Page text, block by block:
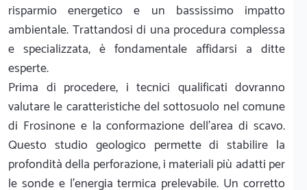
risparmio energetico e un bassissimo impatto
ambientale. Trattandosi di una procedura complessa
e specializzata, è fondamentale affidarsi a ditte
esperte.
Prima di procedere, i tecnici qualificati dovranno
valutare le caratteristiche del sottosuolo nel comune
di Frosinone e la conformazione dell'area di scavo.
Questo studio geologico permette di stabilire la
profondità della perforazione, i materiali più adatti per
le sonde e l'energia termica prelevabile. Un corretto